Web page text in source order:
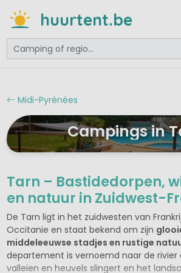
huurtent.be
Midi-Pyrénées
Campings in
Tarn – Bastidedorpen,
en natuur in Zuidwest-
De Tarn ligt in het zuidwesten van
Occitanie en staat bekend om zijn
middeleeuwse stadjes en rustige
departement is vernoemd naar de rivier
valleien en heuvels slingert en het